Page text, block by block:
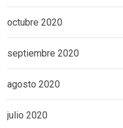
octubre 2020
septiembre 2020
agosto 2020
julio 2020